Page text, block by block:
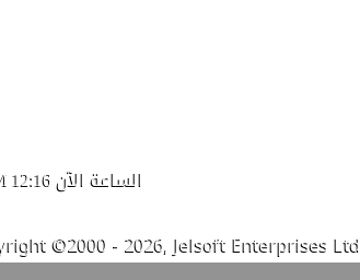
الساعة الآن 12:16 AM
©2000 - 2026, Jelsoft Enterprises Ltd.